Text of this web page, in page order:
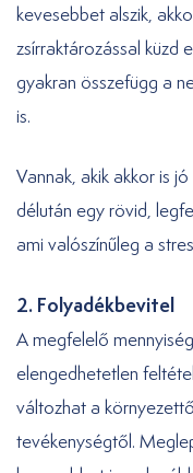
kevesebbet alszik,
zsírraktározással küzd
gyakran összefügg a
is.
Vannak, akik akkor is
délután egy rövid,
ami valószínűleg a
2. Folyadékbevitel
A megfelelő
elengedhetetlen
változhat a
tevékenységtől.